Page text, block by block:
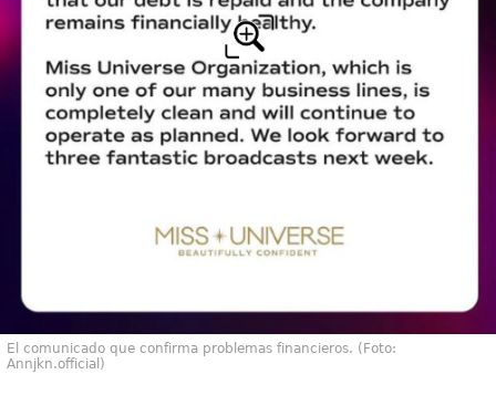
El comunicado que confirma problemas financieros. (Foto:
Annjkn.official)